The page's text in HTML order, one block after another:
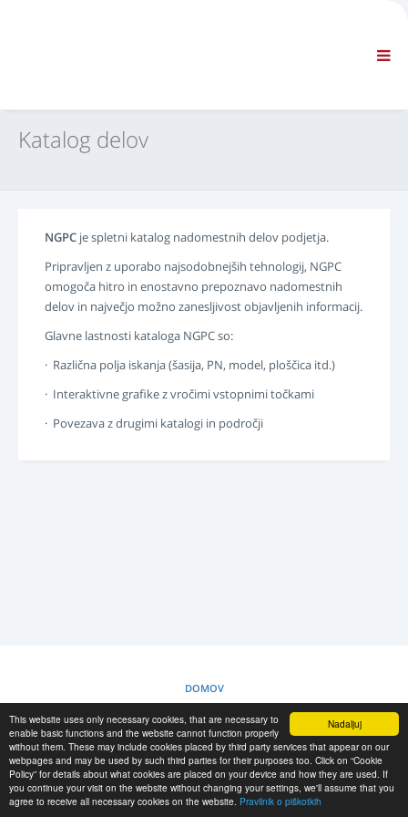
Nadaljuj
This website uses only necessary cookies, that are necessary to
enable basic functions and the website cannot function properly
without them. These may include cookies placed by third party services that appear on our
webpages and may be used by such third parties for their purposes too. Click on “Cookie
Policy” for details about what cookies are placed on your device and how they are used. If
you continue your visit on the website without changing your settings, we'll assume that you
agree to receive all necessary cookies on the website. Pravilnik o piškotkih
STANDARDNA NAVIGACIJA
POGOJI
Katalog delov
Usposabljanje
Urnik popravil/oprema
Special Tools
Instrumenti za diagnostiko
Ponovno programiranje elektronske krmilne enote
Gradivo za reševanje
PRIJAVA
Katalog delov
NGPC je spletni katalog nadomestnih delov podjetja.
Pripravljen z uporabo najsodobnejših tehnologij, NGPC
omogoča hitro in enostavno prepoznavo nadomestnih
delov in največjo možno zanesljivost objavljenih informacij.
Glavne lastnosti kataloga NGPC so:
· Različna polja iskanja (šasija, PN, model, ploščica itd.)
· Interaktivne grafike z vročimi vstopnimi točkami
· Povezava z drugimi katalogi in področji
DOMOV
PRAVILNIK O PIŠKOTKIH
RESCUE MATERIAL